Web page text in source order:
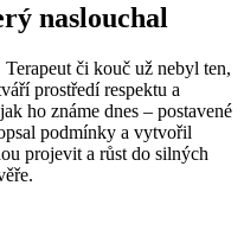
naslouchal
či kouč už nebyl ten,
prostředí respektu a
ho známe dnes – postavené
podmínky a vytvořil
projevit a růst do silných